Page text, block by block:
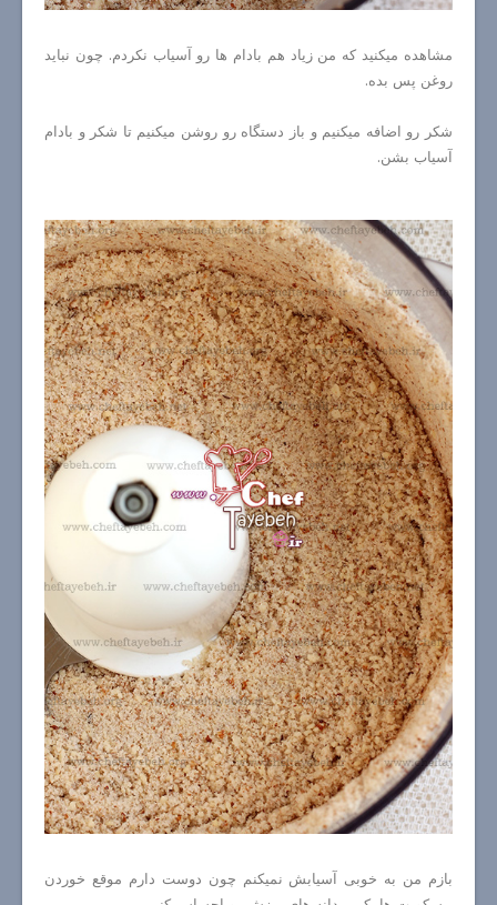
مشاهده میکنید که من زیاد هم بادام ها رو آسیاب نکردم. چون نباید
روغن پس بده.
شکر رو اضافه میکنیم و باز دستگاه رو روشن میکنیم تا شکر و بادام
آسیاب بشن.
بازم من به خوبی آسیابش نمیکنم چون دوست دارم موقع خوردن